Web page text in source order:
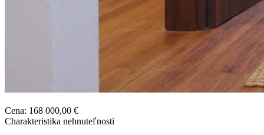
Cena: 168 000,00 €
Charakteristika nehnuteľnosti